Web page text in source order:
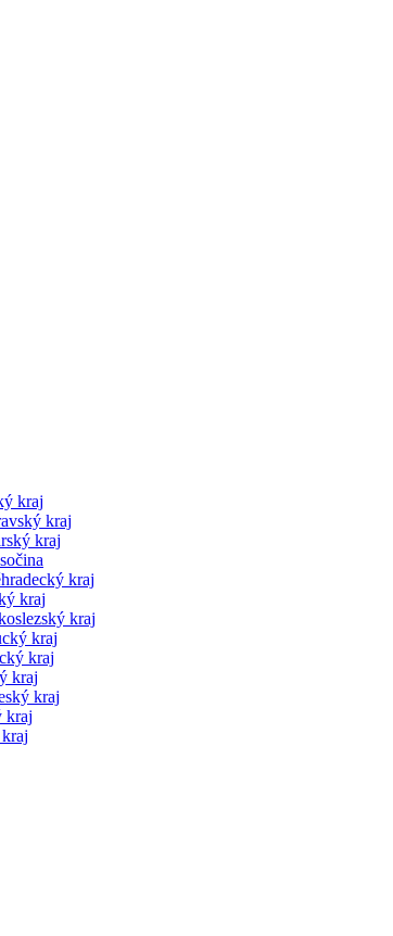
kraj
kraj
kraj
kraj
kraj
kraj
kraj
kraj
kraj
kraj
kraj